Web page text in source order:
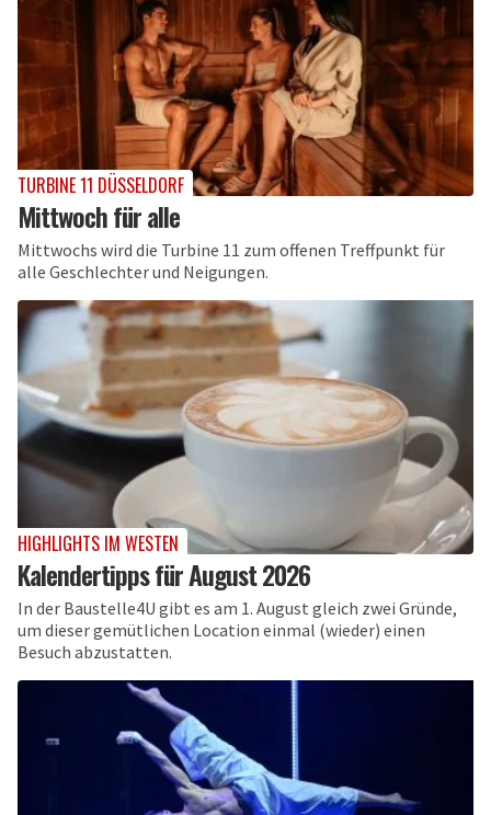
TURBINE 11 DÜSSELDORF
Mittwoch für alle
Mittwochs wird die Turbine 11 zum offenen Treffpunkt für
alle Geschlechter und Neigungen.
HIGHLIGHTS IM WESTEN
Kalendertipps für August 2026
In der Baustelle4U gibt es am 1. August gleich zwei Gründe,
um dieser gemütlichen Location einmal (wieder) einen
Besuch abzustatten.